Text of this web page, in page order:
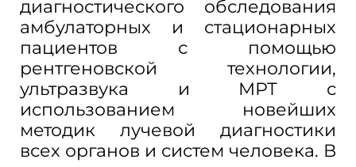
диагностического обследования
амбулаторных и стационарных
пациентов с помощью
рентгеновской технологии,
ультразвука и МРТ с
использованием новейших
методик лучевой диагностики
всех органов и систем человека. В